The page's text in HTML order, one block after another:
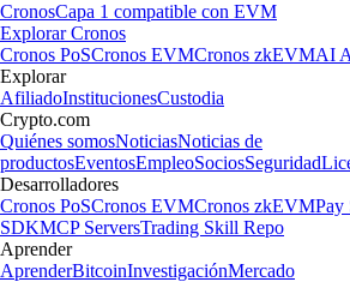
CronosCapa 1 compatible con EVM
Explorar Cronos
Cronos PoSCronos EVMCronos zkEVMAI
Explorar
AfiliadoInstitucionesCustodia
Crypto.com
Quiénes somosNoticiasNoticias de
productosEventosEmpleoSociosSeguridad
Desarrolladores
Cronos PoSCronos EVMCronos zkEVMPay
SDKMCP ServersTrading Skill Repo
Aprender
AprenderBitcoinInvestigaciónMercado